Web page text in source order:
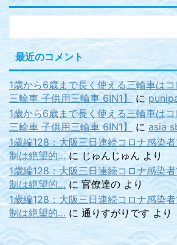
最近のコメント
1歳から6歳まで長く使える三輪車は
三輪車 子供用三輪車 6IN1】に
1歳から6歳まで長く使える三輪車は
三輪車 子供用三輪車 6IN1】
に asia
1歳編128：大阪三日連続コロナ感染
制は絶望的…にじゅんじゅん より
1歳編128：大阪三日連続コロナ感染
制は絶望的…に官僚達の より
1歳編128：大阪三日連続コロナ感染
制は絶望的… に 通りすがりです より